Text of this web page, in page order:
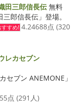
田三郎信長伝 無料
郎信長伝」登場。
すすめ! 4.24688点 (320
レカセブン
セブン ANEMONE」
点 (291人)